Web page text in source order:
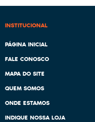
INSTITUCIONAL
PÁGINA INICIAL
FALE CONOSCO
MAPA DO SITE
QUEM SOMOS
ONDE ESTAMOS
INDIQUE NOSSA LOJA